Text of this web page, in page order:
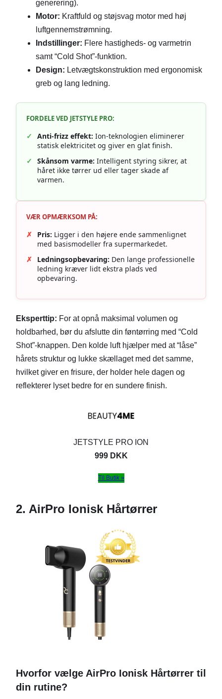
generering).
Motor: Kraftfuld og støjsvag motor med høj
luftgennemstrømning.
Indstillinger: Flere hastigheds- og varmetrin
samt “Cold Shot”-funktion.
Design: Letvægtskonstruktion med ergonomisk
greb og lang ledning.
FORDELE VED JETSTYLE PRO:
✓ Anti-frizz effekt: Ion-teknologien eliminerer
statisk elektricitet og giver en glat finish.
✓
Skånsom varme: Intelligent styring sikrer, at
håret ikke tørrer ud eller tager skade af
varmen.
VÆR OPMÆRKSOM PÅ:
✗ Pris: Ligger i den højere ende sammenlignet
med basismodeller fra supermarkedet.
✗
Ledningsopbevaring: Den lange professionelle
ledning kræver lidt ekstra plads ved
opbevaring.
Eksperttip: For at opnå maksimal volumen og
holdbarhed, bør du afslutte din føntørring med “Cold
Shot”-knappen. Den kolde luft hjælper med at “låse”
hårets struktur og lukke skællaget med det samme,
hvilket giver en frisure, der holder hele dagen og
reflekterer lyset bedre for en sundere finish.
JETSTYLE PRO ION
999 DKK
Til Butik »
2. AirPro Ionisk Hårtørrer
Hvorfor vælge AirPro Ionisk Hårtørrer til
din rutine?